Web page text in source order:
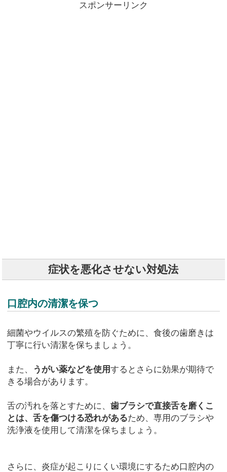
スポンサーリンク
症状を悪化させない対処法
口腔内の清潔を保つ
細菌やウイルスの繁殖を防ぐために、食後の歯磨きは
丁寧に行い清潔を保ちましょう。
また、 うがい薬などを使用するとさらに効果が期待で
きる場合があります。
舌の汚れを落とすために、歯ブラシで直接舌を磨くこ
とは、舌を傷つける恐れがあるため、専用のブラシや
洗浄液を使用して清潔を保ちましょう。
さらに、炎症が起こりにくい環境にするため口腔内の